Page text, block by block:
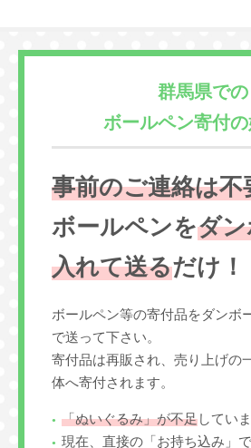
群馬県での
ボールペン寄付
事前のご連絡は不
ボールペンをダ
入れて送るだけ！
ボールペン等の寄付品をダンボ
で送って下さい。
寄付品は再販され、売り上げの
体へ寄付されます。
「ぬいぐるみ」が不足していま
現在、直接の「お持ち込み」